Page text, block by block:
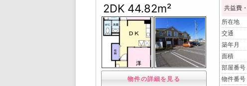
2DK 44.82m²
物件の詳細を見る
共益費
所在地
交通
築年月
面積
部屋番号
物件番号